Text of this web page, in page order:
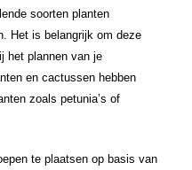
soorten planten
Het is belangrijk om deze
het plannen van je
en cactussen hebben
zoals petunia’s of
te plaatsen op basis van